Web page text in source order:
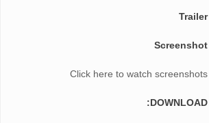
Trailer
Screenshot
Click here to watch screenshots
DOWNLOAD: